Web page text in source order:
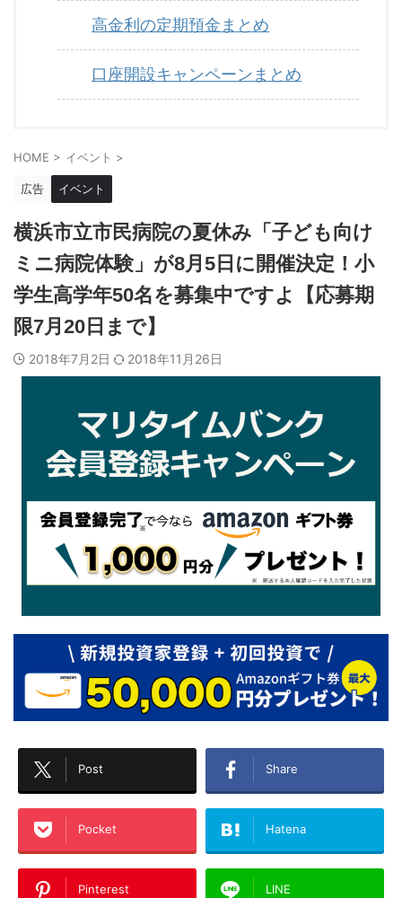
高金利の定期預金まとめ
口座開設キャンペーンまとめ
HOME > イベント >
広告 イベント
横浜市立市民病院の夏休み「子ども向け
ミニ病院体験」が8月5日に開催決定！小
学生高学年50名を募集中ですよ【応募期
限7月20日まで】
2018年7月2日 2018年11月26日
Post Share
Pocket Hatena
Pinterest LINE